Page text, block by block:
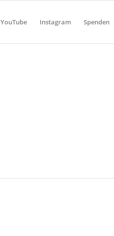
YouTube Instagram Spenden